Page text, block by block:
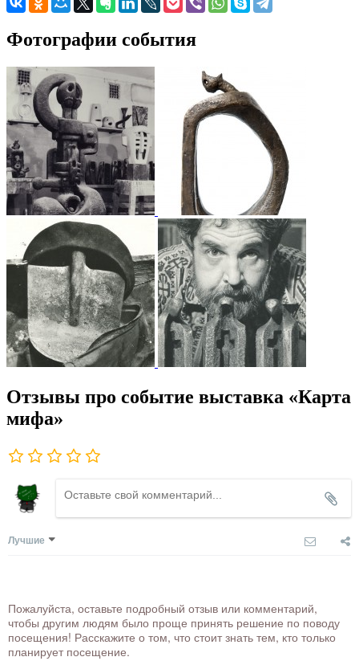
Фотографии события
Отзывы про событие выставка «Карта
мифа»
Лучшие
Пожалуйста, оставьте подробный отзыв или комментарий,
чтобы другим людям было проще принять решение по поводу
посещения! Расскажите о том, что стоит знать тем, кто только
планирует посещение.